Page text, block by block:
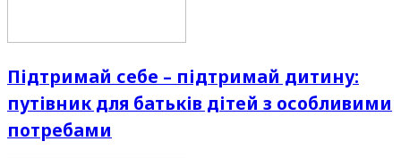
Підтримай себе – підтримай дитину:
путівник для батьків дітей з особливими
потребами